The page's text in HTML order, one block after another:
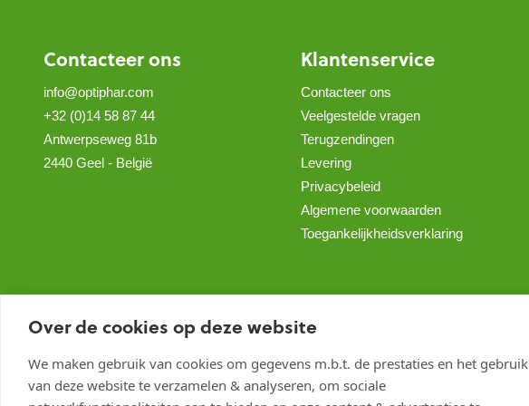
Over de cookies op deze website
We maken gebruik van cookies om gegevens m.b.t. de prestaties en het gebruik
van deze website te verzamelen & analyseren, om sociale
Contacteer ons
info@optiphar.com
+32 (0)14 58 87 44
Antwerpseweg 81b
2440 Geel - België
Klantenservice
Contacteer ons
Veelgestelde vragen
Terugzendingen
Levering
Privacybeleid
Algemene voorwaarden
Toegankelijkheidsverklaring